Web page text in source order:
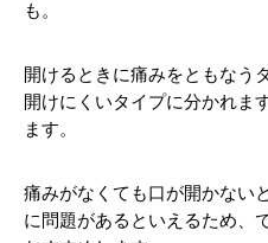
も。
開けるときに痛みをともなう
開けにくいタイプに分かれま
ます。
痛みがなくても口が開かない
に問題があるといえるため、